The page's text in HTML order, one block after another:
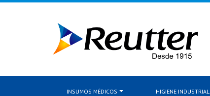
INSUMOS MÉDICOS HIGIENE INDUSTRIAL